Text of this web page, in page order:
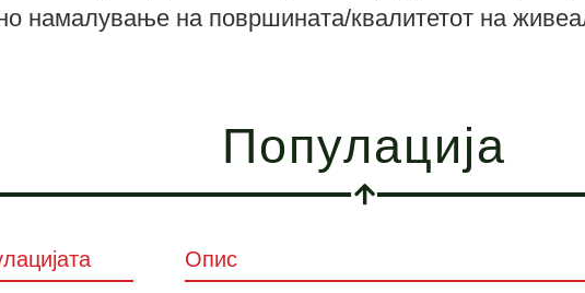
намалување на површината/квалитетот на
Популација
Опис